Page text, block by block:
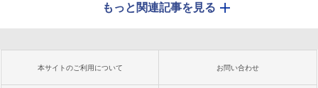
もっと関連記事を見る
本サイトのご利用について お問い合わせ